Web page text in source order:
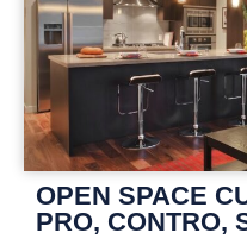
OPEN SPACE
PRO, CONTRO,